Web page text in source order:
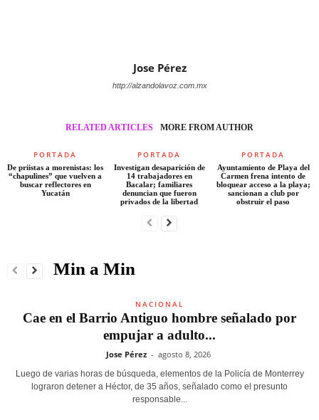
Jose Pérez
http://alzandolavoz.com.mx
RELATED ARTICLES MORE FROM AUTHOR
PORTADA
De priistas a morenistas: los
“chapulines” que vuelven a
buscar reflectores en
Yucatán
PORTADA
Investigan desaparición de
14 trabajadores en
Bacalar; familiares
denuncian que fueron
privados de la libertad
PORTADA
Ayuntamiento de Playa del
Carmen frena intento de
bloquear acceso a la playa;
sancionan a club por
obstruir el paso
Min a Min
NACIONAL
Cae en el Barrio Antiguo hombre señalado por
empujar a adulto...
Jose Pérez - agosto 8, 2026
Luego de varias horas de búsqueda, elementos de la Policía de Monterrey
lograron detener a Héctor, de 35 años, señalado como el presunto
responsable...